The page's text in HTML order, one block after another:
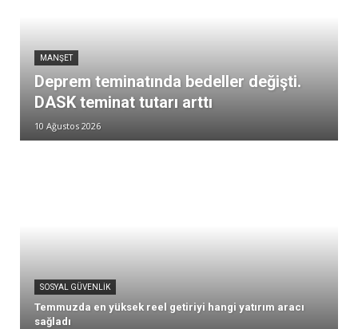
MANŞET
Deprem teminatında bedeller değişti.
DASK teminat tutarı arttı
10 Ağustos 2026
SOSYAL GÜVENLIK
Temmuzda en yüksek reel getiriyi hangi yatırım aracı
sağladı